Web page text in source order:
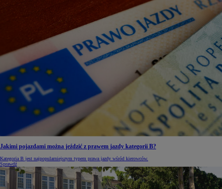
Jakimi pojazdami można jeździć z prawem jazdy kategorii B?
Kategoria B jest najpopularniejszym typem prawa jazdy wśród kierowców.
Sprawdź